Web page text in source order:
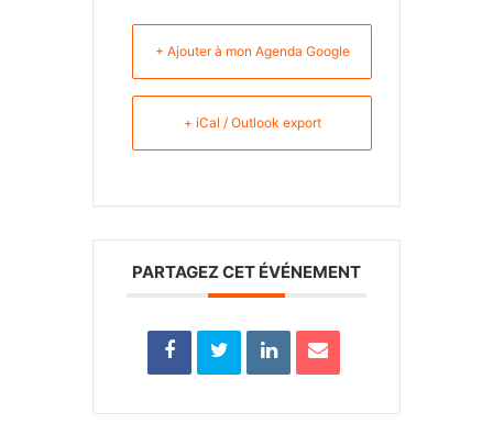
+ Ajouter à mon Agenda Google
+ iCal / Outlook export
PARTAGEZ CET ÉVÉNEMENT